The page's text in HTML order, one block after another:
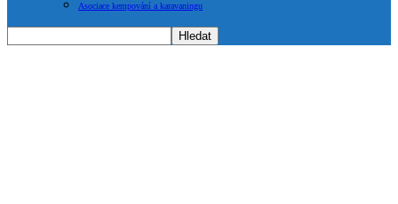
Asociace kempování a karavaningu